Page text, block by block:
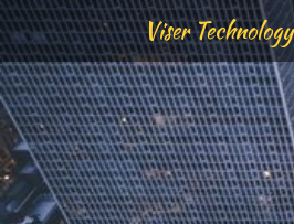
Viser Technology